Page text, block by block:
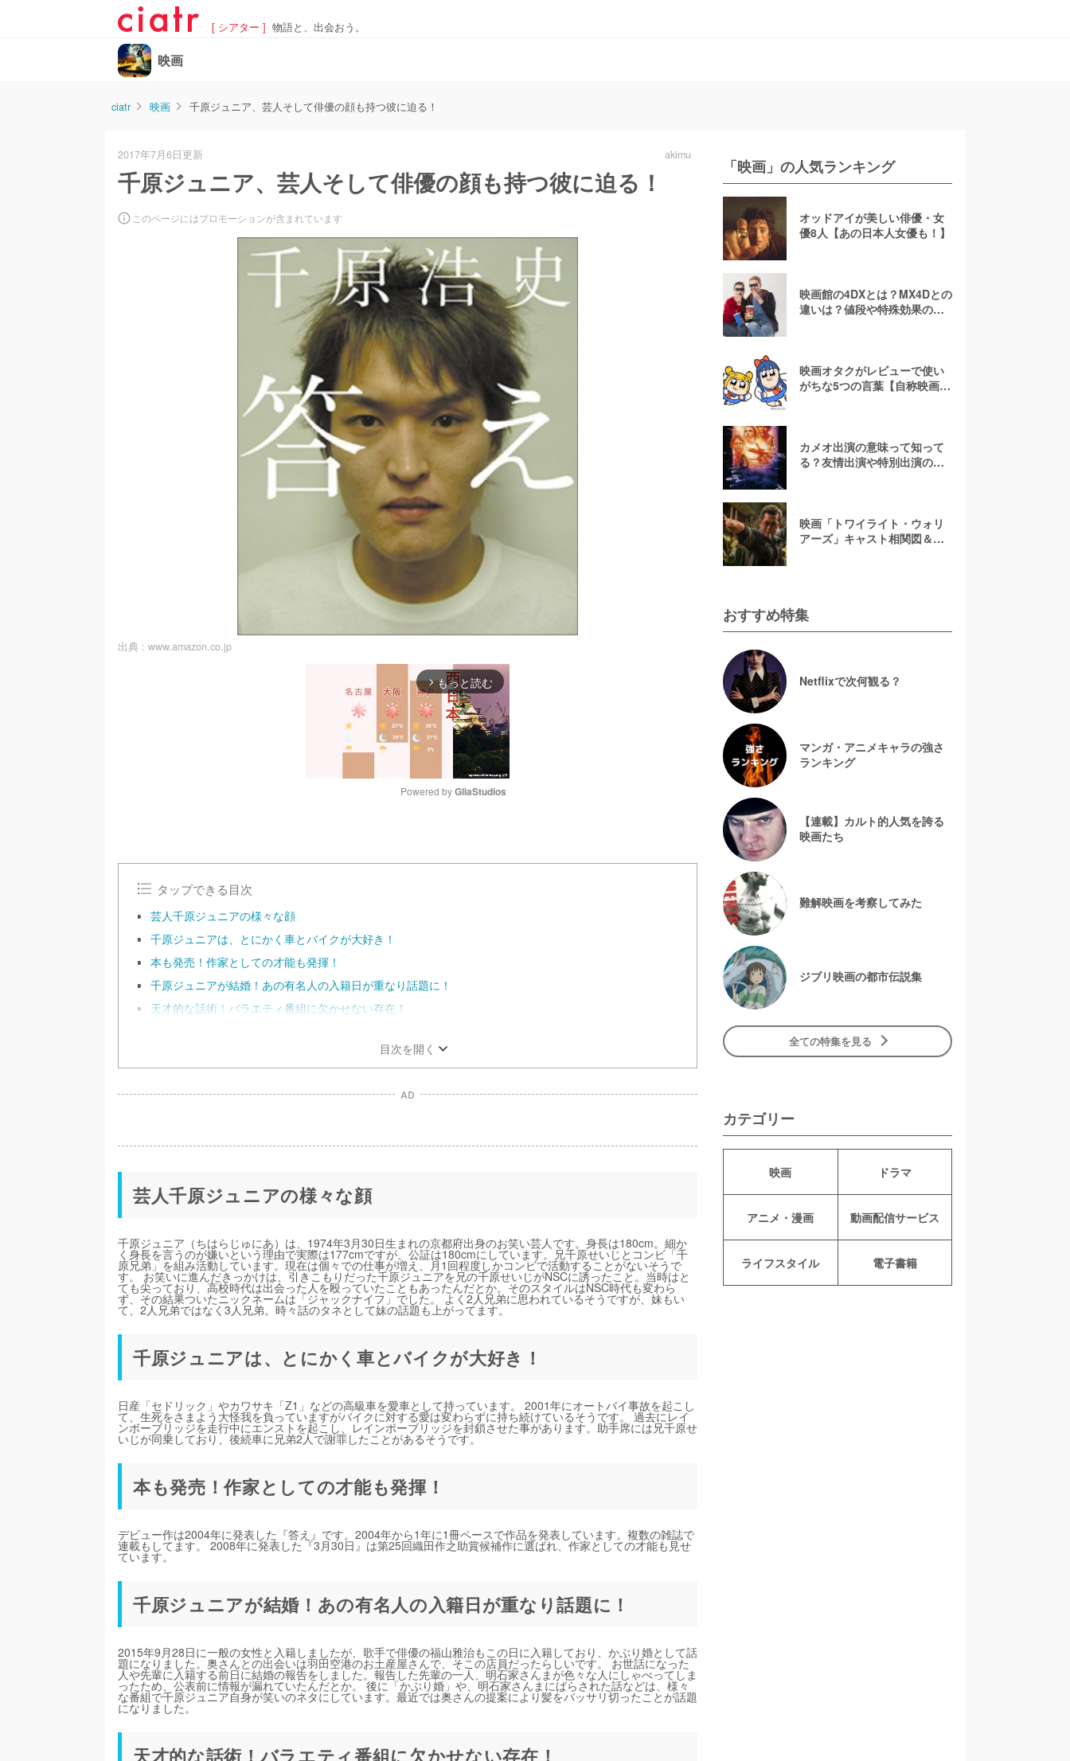
[ シアター ] 物語と、出会おう。
映画
ciatr 映画 千原ジュニア、芸人そして俳優の顔も持つ彼に迫る！
2017年7月6日更新 akimu
千原ジュニア、芸人そして俳優の顔も持つ彼に迫る！
このページにはプロモーションが含まれています
出典 : www.amazon.co.jp
arrow_forward_ios もっと読む
u
Powered by GliaStudios
タップできる目次
芸人千原ジュニアの様々な顔
千原ジュニアは、とにかく車とバイクが大好き！
本も発売！作家としての才能も発揮！
千原ジュニアが結婚！あの有名人の入籍日が重なり話題に！
天才的な話術！バラエティ番組に欠かせない存在！
目次を開く
AD
芸人千原ジュニアの様々な顔
千原ジュニア（ちはらじゅにあ）は、1974年3月30日生まれの京都府出身のお笑い芸人です。身長は180cm。細か
く身長を言うのが嫌いという理由で実際は177cmですが、公証は180cmにしています。兄千原せいじとコンビ「千
原兄弟」を組み活動しています。現在は個々での仕事が増え、月1回程度しかコンビで活動することがないそうで
す。 お笑いに進んだきっかけは、引きこもりだった千原ジュニアを兄の千原せいじがNSCに誘ったこと。当時はと
ても尖っており、高校時代は出会った人を殴っていたこともあったんだとか。そのスタイルはNSC時代も変わら
ず、その結果ついたニックネームは「ジャックナイフ」でした。 よく2人兄弟に思われているそうですが、妹もい
て、2人兄弟ではなく3人兄弟。時々話のタネとして妹の話題も上がってます。
千原ジュニアは、とにかく車とバイクが大好き！
日産「セドリック」やカワサキ「Z1」などの高級車を愛車として持っています。 2001年にオートバイ事故を起こし
て、生死をさまよう大怪我を負っていますがバイクに対する愛は変わらずに持ち続けているそうです。 過去にレイ
ンボーブリッジを走行中にエンストを起こし、レインボーブリッジを封鎖させた事があります。助手席には兄千原せ
いじが同乗しており、後続車に兄弟2人で謝罪したことがあるそうです。
本も発売！作家としての才能も発揮！
デビュー作は2004年に発表した『答え』です。2004年から1年に1冊ペースで作品を発表しています。複数の雑誌で
連載もしてます。 2008年に発表した『3月30日』は第25回織田作之助賞候補作に選ばれ、作家としての才能も見せ
ています。
千原ジュニアが結婚！あの有名人の入籍日が重なり話題に！
2015年9月28日に一般の女性と入籍しましたが、歌手で俳優の福山雅治もこの日に入籍しており、かぶり婚として話
題になりました。奥さんとの出会いは羽田空港のお土産屋さんで、そこの店員だったらしいです。 お世話になった
人や先輩に入籍する前日に結婚の報告をしました。報告した先輩の一人、明石家さんまが色々な人にしゃべってしま
ったため、公表前に情報が漏れていたんだとか。 後に「かぶり婚」や、明石家さんまにばらされた話などは、様々
な番組で千原ジュニア自身が笑いのネタにしています。最近では奥さんの提案により髪をバッサリ切ったことが話題
になりました。
天才的な話術！バラエティ番組に欠かせない存在！
「映画」の人気ランキング
オッドアイが美しい俳優・女
優8人【あの日本人女優も！】
映画館の4DXとは？MX4Dとの
違いは？値段や特殊効果の注
映画オタクがレビューで使い
がちな5つの言葉【自称映画オ
カメオ出演の意味って知って
る？友情出演や特別出演の違
映画「トワイライト・ウォリ
アーズ」キャスト相関図＆登
おすすめ特集
Netflixで次何観る？
マンガ・アニメキャラの強さ
ランキング
【連載】カルト的人気を誇る
映画たち
難解映画を考察してみた
ジブリ映画の都市伝説集
全ての特集を見る
カテゴリー
映画 ドラマ
アニメ・漫画 動画配信サービス
ライフスタイル 電子書籍